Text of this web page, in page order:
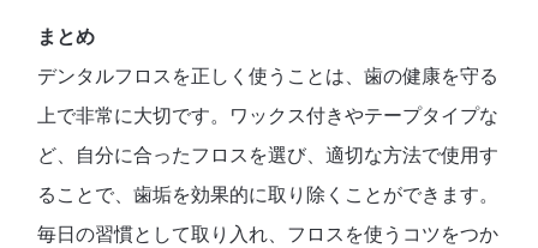
まとめ
デンタルフロスを正しく使うことは、歯の健康を守る
上で非常に大切です。ワックス付きやテープタイプな
ど、自分に合ったフロスを選び、適切な方法で使用す
ることで、歯垢を効果的に取り除くことができます。
毎日の習慣として取り入れ、フロスを使うコツをつか